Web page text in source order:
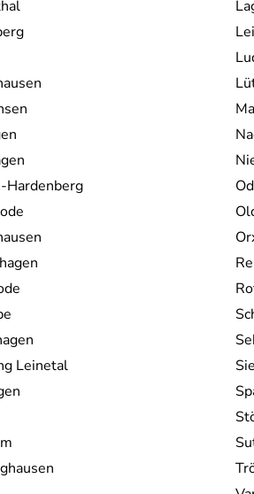
Hardenberg
Leinetal